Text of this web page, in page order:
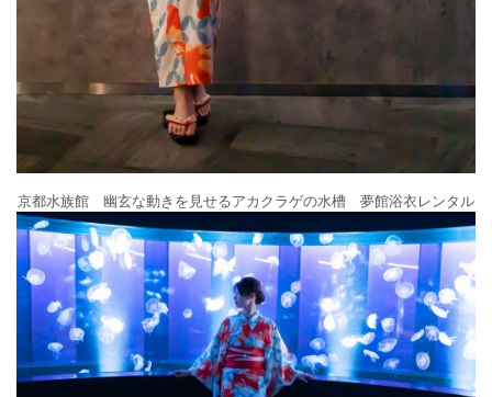
京都水族館 幽玄な動きを見せるアカクラゲの水槽 夢館浴衣レンタル